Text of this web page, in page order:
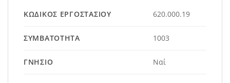
ΚΩΔΙΚΌΣ ΕΡΓΟΣΤΑΣΊΟΥ 620.000.19
ΣΥΜΒΑΤΌΤΗΤΑ 1003
ΓΝΉΣΙΟ Ναί